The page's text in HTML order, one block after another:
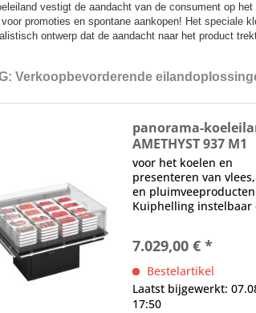
vestigt de aandacht van de consument op
promoties en spontane aankopen! Het speciale
ontwerp dat de aandacht naar het product
Verkoopbevorderende
panorama-
AMETHYST 937 M1
voor het koelen en
presenteren van
en pluimveeproducten
Kuiphelling instelbaar
bediening (onderaan
voorpaneel) digitaal
temperatuurregeling
automatische...
7.029,00 € *
Bestelartikel
Laatst bijgewerkt:
17:50